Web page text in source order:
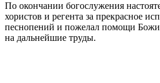
По окончании богослужения
хористов и регента за прекрасное
песнопений и пожелал помощи
на дальнейшие труды.